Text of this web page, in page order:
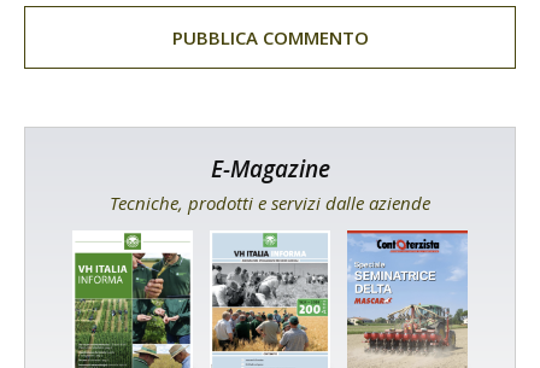
E-Magazine
Tecniche, prodotti e servizi dalle aziende